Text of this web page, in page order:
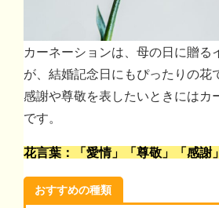
カーネーションは、母の日に贈る
が、結婚記念日にもぴったりの花
感謝や尊敬を表したいときにはカ
です。
花言葉：「愛情」「尊敬」「感謝」
おすすめの種類